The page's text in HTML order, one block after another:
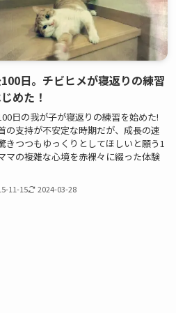
日。チビヒメが寝返りの練習
めた！
日の我が子が寝返りの練習を始めた!
の支持が不安定な時期だが、成長の速
きつつもゆっくりとしてほしいと願う1
マの複雑な心境を赤裸々に綴った体験
11-15 2024-03-28